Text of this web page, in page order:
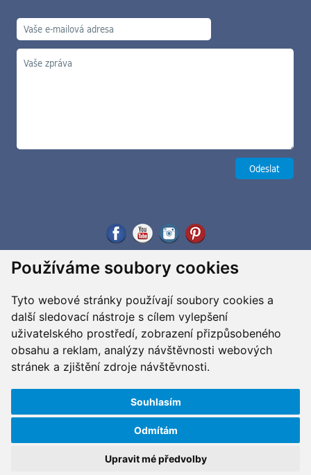
Používáme soubory cookies
Tyto webové stránky používají soubory cookies a
další sledovací nástroje s cílem vylepšení
uživatelského prostředí, zobrazení přizpůsobeného
obsahu a reklam, analýzy návštěvnosti webových
stránek a zjištění zdroje návštěvnosti.
Souhlasím
Odmítám
Upravit mé předvolby
Copyright ©2026 G&B Beads, s.r.o., vyrobilSimopt, s.r.o.
Všechna práva vyhrazena / All rights reserved